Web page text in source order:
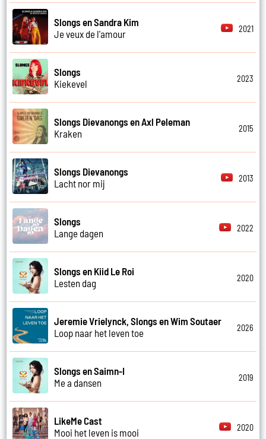
Slongs en Sandra Kim
Je veux de l'amour
2021
Slongs
Kiekevel
2023
Slongs Dievanongs en Axl Peleman
Kraken
2015
Slongs Dievanongs
Lacht nor mij
2013
Slongs
Lange dagen
2022
Slongs en Kiid Le Roi
Lesten dag
2020
Jeremie Vrielynck, Slongs en Wim Soutaer
Loop naar het leven toe
2026
Slongs en Saimn-I
Me a dansen
2019
LikeMe Cast
Mooi het leven is mooi
2020